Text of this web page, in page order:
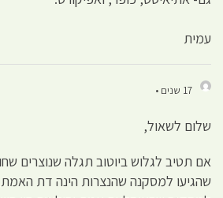
עמית
17 שנים •
שלום לשאול,
אם תטיב לגלוש ביוטוב תגלה שנוצרים
שהגיעו למסקנה שהנצרות הינה דת